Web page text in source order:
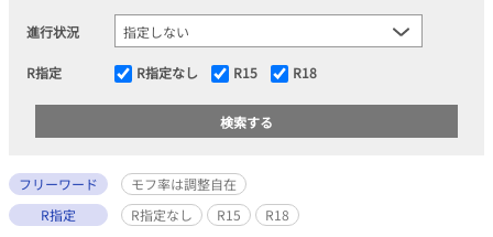
進行状況
R指定 R指定なし R15 R18
フリーワード
モフ率は調整自在
R指定
R指定なし R15 R18